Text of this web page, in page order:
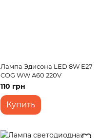
Лампа Эдисона LED 8W E27
COG WW A60 220V
110 грн
Купить